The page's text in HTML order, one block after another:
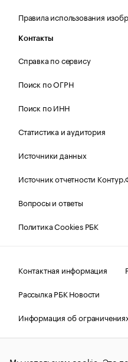
Правила использования
Контакты
Справка по сервису
Поиск по ОГРН
Поиск по ИНН
Статистика и аудитория
Источники данных
Источник отчетности
Вопросы и ответы
Политика Cookies РБК
Контактная информация
Рассылка РБК Новости
Информация об
Правовая информация
О